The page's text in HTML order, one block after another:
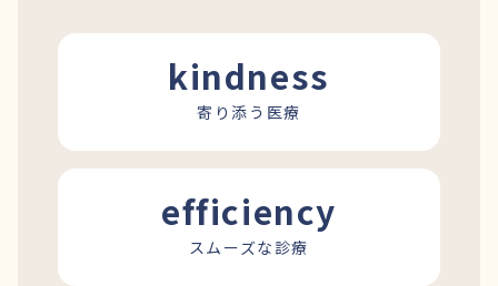
kindness
寄り添う医療
efficiency
スムーズな診療